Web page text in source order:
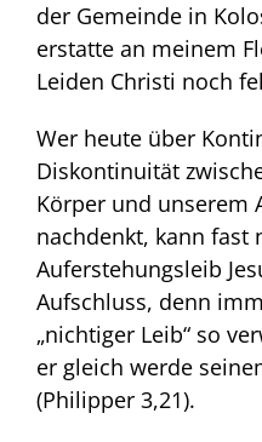
der Gemeinde in
erstatte an meinem
Leiden Christi noch
Wer heute über
Diskontinuität
Körper und unserem
nachdenkt, kann fast
Auferstehungsleib
Aufschluss, denn
„nichtiger Leib“ so
er gleich werde
(Philipper 3,21).